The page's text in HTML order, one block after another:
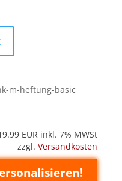
m-heftung-basic
EUR inkl. 7% MWSt
zzgl. Versandkosten